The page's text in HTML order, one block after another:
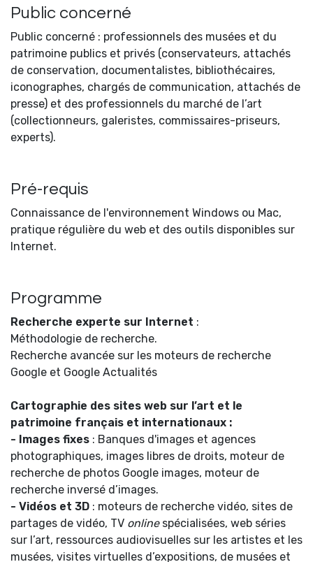
Public concerné
Public concerné : professionnels des musées et du
patrimoine publics et privés (conservateurs, attachés
de conservation, documentalistes, bibliothécaires,
iconographes, chargés de communication, attachés de
presse) et des professionnels du marché de l’art
(collectionneurs, galeristes, commissaires-priseurs,
experts).
Pré-requis
Connaissance de l'environnement Windows ou Mac,
pratique régulière du web et des outils disponibles sur
Internet.
Programme
Recherche experte sur Internet :
Méthodologie de recherche.
Recherche avancée sur les moteurs de recherche
Google et Google Actualités
Cartographie des sites web sur l’art et le
patrimoine français et internationaux :
- Images fixes : Banques d'images et agences
photographiques, images libres de droits, moteur de
recherche de photos Google images, moteur de
recherche inversé d’images.
- Vidéos et 3D : moteurs de recherche vidéo, sites de
partages de vidéo, TV onlinespécialisées, web séries
sur l’art, ressources audiovisuelles sur les artistes et les
musées, visites virtuelles d’expositions, de musées et